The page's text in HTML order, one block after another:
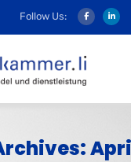
Follow Us: